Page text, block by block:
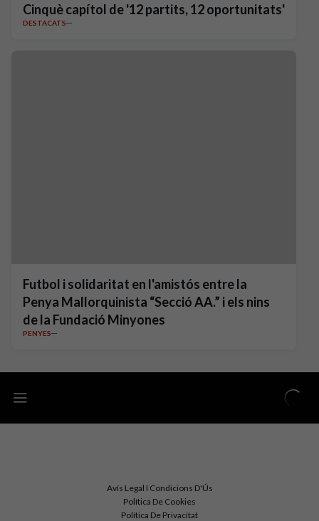
Cinquè capítol de '12 partits, 12 oportunitats'
DESTACATS
Futbol i solidaritat en l'amistós entre la
Penya Mallorquinista “Secció AA.” i els nins
de la Fundació Minyones
PENYES
Avís Legal I Condicions D'Ús
Política De Cookies
Política De Privacitat